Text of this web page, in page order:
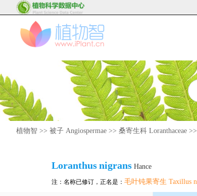
植物智 >> 被子 Angiospermae >> 桑寄生科 Loranthaceae >>
Loranthusnigrans Hance
注：名称已修订，正名是： 毛叶钝果寄生 Taxillus